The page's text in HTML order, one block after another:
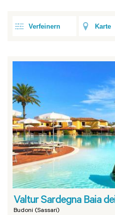
Verfeinern Karte
Valtur Sardegna Baia
Budoni (Sassari)